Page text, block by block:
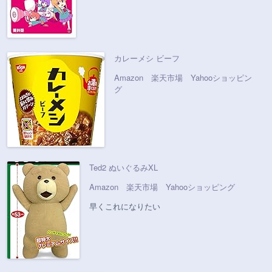
カレーメシ ビーフ
Amazon
楽天市場
Yahooショッピン
グ
Ted2 ぬいぐるみXL
Amazon
楽天市場
Yahooショッピング
早くこれになりたい